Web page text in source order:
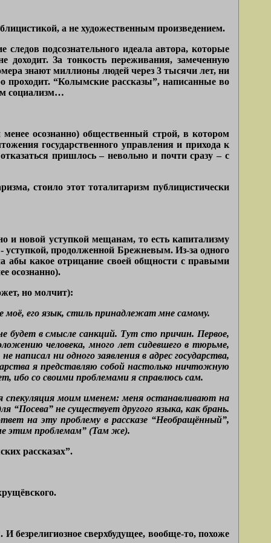
а не художественным произведением.
подсознательного идеала автора, которые
доходит. За тонкость переживания, замеченную
знают миллионы людей через 3 тысячи лет, ни
проходит. “Колымские рассказы”, написанные во
социализм…
осознанно) общественный строй, в котором
государственного управления и прихода к
пришлось – невольно и почти сразу – с
стоило этот тоталитаризм публицистически
и новой уступкой мещанам, то есть капитализму
продолженной Брежневым. Из-за одного
абы какое отрицание своей общности с правыми
осознанно).
но молчит):
его язык, стиль принадлежат мне самому.
будет в смысле санкций. Тут сто причин. Первое,
человека, много лет сидевшего в тюрьме,
ни одного заявления в адрес государства,
я представляю собой настолько ничтожную
ибо со своими проблемами я справлюсь сам.
спекуляция моим именем: меня останавливают на
не существует другого языка, как брань.
на эту проблему в рассказе “Необращённый”,
этим проблемам” (Там же).
рассказах”.
сверхбудущее, вообще-то, похоже